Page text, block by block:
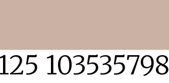
103535798